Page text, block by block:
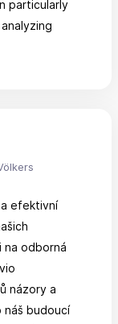
particularly
efektivní
na odborná
názory a
budoucí